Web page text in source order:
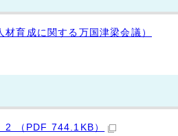
育成に関する万国津梁会議）
2 （PDF 744.1KB）